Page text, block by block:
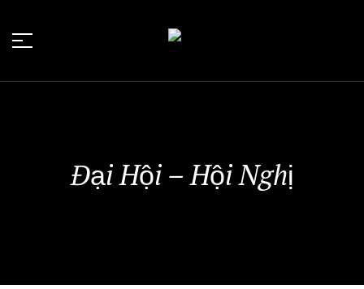
Đại Hội – Hội Nghị